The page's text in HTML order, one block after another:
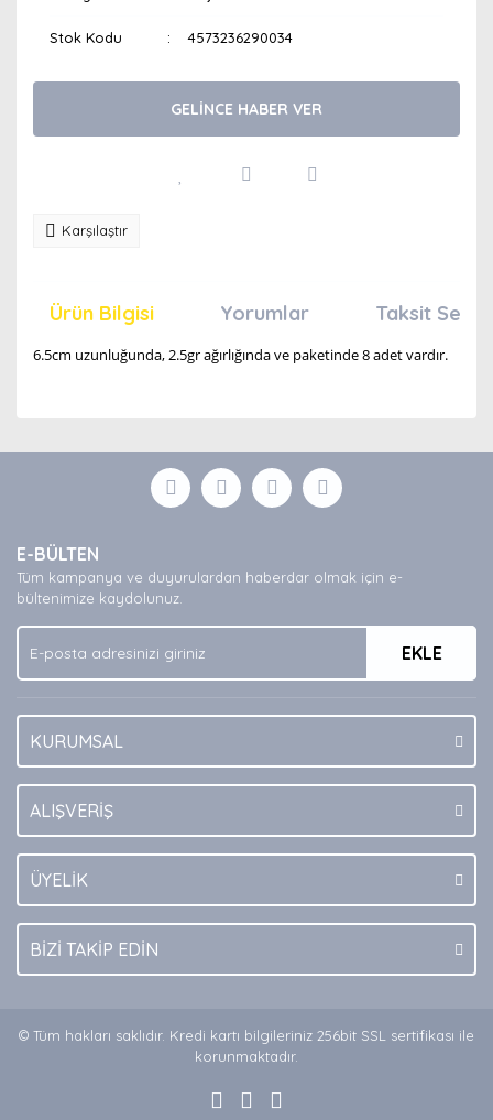
Stok Kodu 4573236290034
GELİNCE HABER VER
Karşılaştır
Ürün Bilgisi Yorumlar Taksit
6.5cm uzunluğunda, 2.5gr ağırlığında ve paketinde 8 adet vardır.
Yorum Yaz
formunu kullanarak tarafımıza iletebilirsiniz.
Görüş ve önerileriniz için teşekkür ederiz.
Ürün açıklamasında eksik bilgiler bulunuyor.
Ürün bilgilerinde hatalar bulunuyor.
Ürün fiyatı diğer sitelerden daha pahalı.
Bu ürüne benzer farklı alternatifler olmalı.
E-BÜLTEN
Tüm kampanya ve duyurulardan haberdar olmak için e-
bültenimize kaydolunuz.
EKLE
KURUMSAL
ALIŞVERİŞ
ÜYELİK
BİZİ TAKİP EDİN
© Tüm hakları saklıdır. Kredi kartı bilgileriniz 256bit SSL sertifikası ile
korunmaktadır.